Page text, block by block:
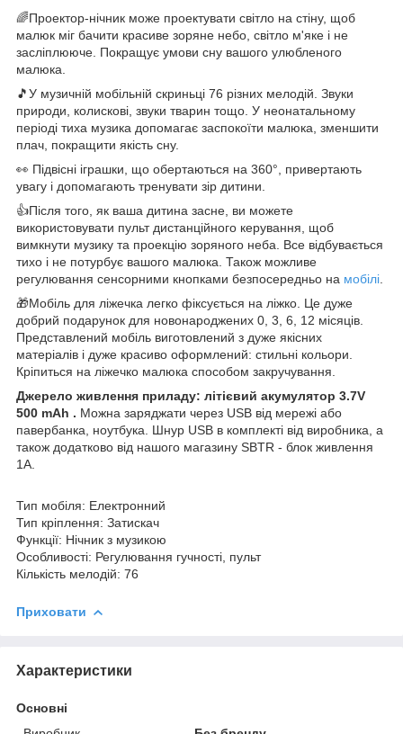
🌈Проектор-нічник може проектувати світло на стіну, щоб
малюк міг бачити красиве зоряне небо, світло м'яке і не
засліплююче. Покращує умови сну вашого улюбленого
малюка.
🎵У музичній мобільній скриньці 76 різних мелодій. Звуки
природи, колискові, звуки тварин тощо. У неонатальному
періоді тиха музика допомагає заспокоїти малюка, зменшити
плач, покращити якість сну.
👀 Підвісні іграшки, що обертаються на 360°, привертають
увагу і допомагають тренувати зір дитини.
👍Після того, як ваша дитина засне, ви можете
використовувати пульт дистанційного керування, щоб
вимкнути музику та проекцію зоряного неба. Все відбувається
тихо і не потурбує вашого малюка. Також можливе
регулювання сенсорними кнопками безпосередньо на мобілі
🎁Мобіль для ліжечка легко фіксується на ліжко. Це дуже
добрий подарунок для новонароджених 0, 3, 6, 12 місяців.
Представлений мобіль виготовлений з дуже якісних
матеріалів і дуже красиво оформлений: стильні кольори.
Кріпиться на ліжечко малюка способом закручування.
Джерело живлення приладу: літієвий акумулятор 3.7V
500 mАh . Можна заряджати через USB від мережі або
павербанка, ноутбука. Шнур USB в комплекті від виробника, а
також додатково від нашого магазину SBTR - блок живлення
1А.
Тип мобіля: Електронний
Тип кріплення: Затискач
Функції: Нічник з музикою
Особливості: Регулювання гучності, пульт
Кількість мелодій: 76
Приховати
Характеристики
Основні